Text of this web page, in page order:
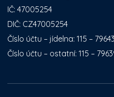
IČ: 47005254
DIČ: CZ47005254
Číslo účtu – jídelna: 115 –
Číslo účtu – ostatní: 115 –